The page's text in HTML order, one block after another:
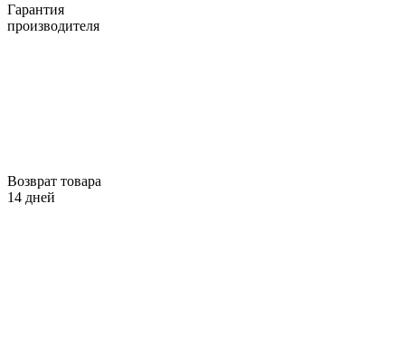
Гарантия
производителя
Возврат товара
14 дней